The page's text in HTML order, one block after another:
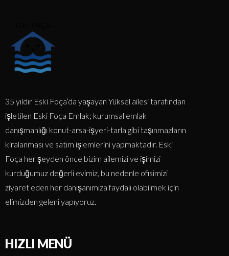
35 yıldır Eski Foça’da yaşayan Yüksel ailesi tarafından
işletilen Eski Foça Emlak; kurumsal emlak
danışmanlığı konut-arsa-işyeri-tarla gibi taşınmazların
kiralanması ve satım işlemlerini yapmaktadır. Eski
Foça her şeyden önce bizim ailemizi ve işimizi
kurduğumuz değerli evimiz, bu nedenle ofisimizi
ziyaret eden her danışanımıza faydalı olabilmek için
elimizden geleni yapıyoruz.
HIZLI MENÜ